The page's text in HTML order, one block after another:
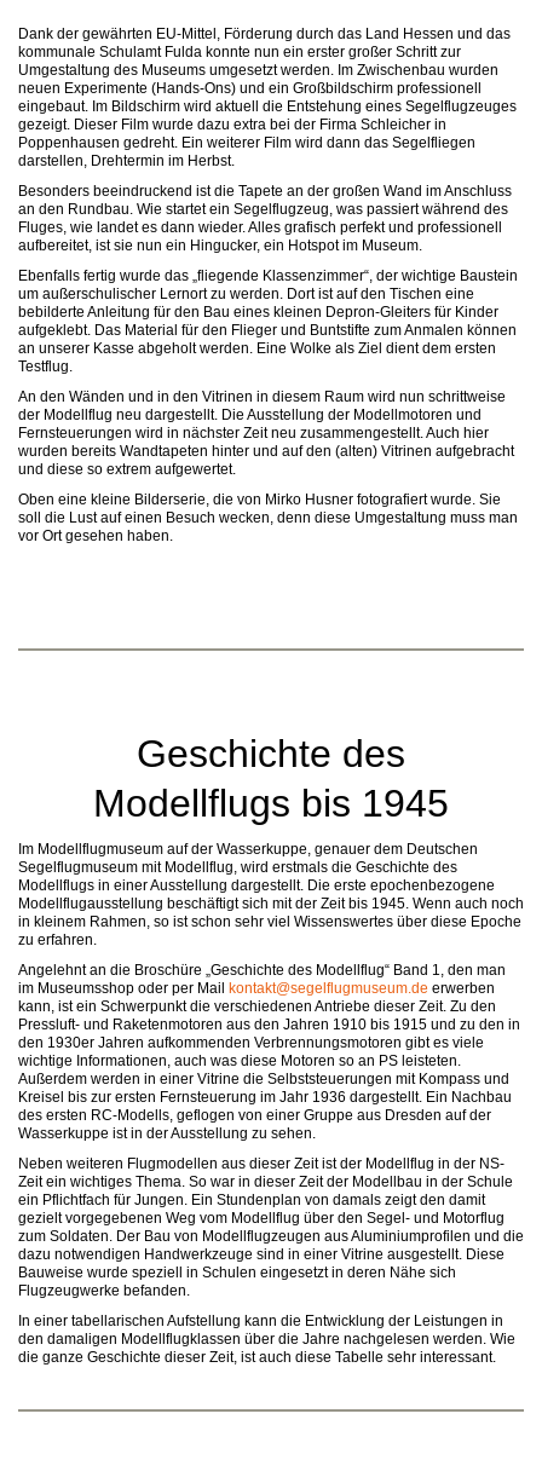
Dank der gewährten EU-Mittel, Förderung durch das Land Hessen und das
kommunale Schulamt Fulda konnte nun ein erster großer Schritt zur
Umgestaltung des Museums umgesetzt werden. Im Zwischenbau wurden
neuen Experimente (Hands-Ons) und ein Großbildschirm professionell
eingebaut. Im Bildschirm wird aktuell die Entstehung eines Segelflugzeuges
gezeigt. Dieser Film wurde dazu extra bei der Firma Schleicher in
Poppenhausen gedreht. Ein weiterer Film wird dann das Segelfliegen
darstellen, Drehtermin im Herbst.
Besonders beeindruckend ist die Tapete an der großen Wand im Anschluss
an den Rundbau. Wie startet ein Segelflugzeug, was passiert während des
Fluges, wie landet es dann wieder. Alles grafisch perfekt und professionell
aufbereitet, ist sie nun ein Hingucker, ein Hotspot im Museum.
Ebenfalls fertig wurde das „fliegende Klassenzimmer“, der wichtige Baustein
um außerschulischer Lernort zu werden. Dort ist auf den Tischen eine
bebilderte Anleitung für den Bau eines kleinen Depron-Gleiters für Kinder
aufgeklebt. Das Material für den Flieger und Buntstifte zum Anmalen können
an unserer Kasse abgeholt werden. Eine Wolke als Ziel dient dem ersten
Testflug.
An den Wänden und in den Vitrinen in diesem Raum wird nun schrittweise
der Modellflug neu dargestellt. Die Ausstellung der Modellmotoren und
Fernsteuerungen wird in nächster Zeit neu zusammengestellt. Auch hier
wurden bereits Wandtapeten hinter und auf den (alten) Vitrinen aufgebracht
und diese so extrem aufgewertet.
Oben eine kleine Bilderserie, die von Mirko Husner fotografiert wurde. Sie
soll die Lust auf einen Besuch wecken, denn diese Umgestaltung muss man
vor Ort gesehen haben.
Geschichte des
Modellflugs bis 1945
Im Modellflugmuseum auf der Wasserkuppe, genauer dem Deutschen
Segelflugmuseum mit Modellflug, wird erstmals die Geschichte des
Modellflugs in einer Ausstellung dargestellt. Die erste epochenbezogene
Modellflugausstellung beschäftigt sich mit der Zeit bis 1945. Wenn auch noch
in kleinem Rahmen, so ist schon sehr viel Wissenswertes über diese Epoche
zu erfahren.
Angelehnt an die Broschüre „Geschichte des Modellflug“ Band 1, den man
im Museumsshop oder per Mail
kontakt@segelflugmuseum.de erwerben
kann, ist ein Schwerpunkt die verschiedenen Antriebe dieser Zeit. Zu den
Pressluft- und Raketenmotoren aus den Jahren 1910 bis 1915 und zu den in
den 1930er Jahren aufkommenden Verbrennungsmotoren gibt es viele
wichtige Informationen, auch was diese Motoren so an PS leisteten.
Außerdem werden in einer Vitrine die Selbststeuerungen mit Kompass und
Kreisel bis zur ersten Fernsteuerung im Jahr 1936 dargestellt. Ein Nachbau
des ersten RC-Modells, geflogen von einer Gruppe aus Dresden auf der
Wasserkuppe ist in der Ausstellung zu sehen.
Neben weiteren Flugmodellen aus dieser Zeit ist der Modellflug in der NS-
Zeit ein wichtiges Thema. So war in dieser Zeit der Modellbau in der Schule
ein Pflichtfach für Jungen. Ein Stundenplan von damals zeigt den damit
gezielt vorgegebenen Weg vom Modellflug über den Segel- und Motorflug
zum Soldaten. Der Bau von Modellflugzeugen aus Aluminiumprofilen und die
dazu notwendigen Handwerkzeuge sind in einer Vitrine ausgestellt. Diese
Bauweise wurde speziell in Schulen eingesetzt in deren Nähe sich
Flugzeugwerke befanden.
In einer tabellarischen Aufstellung kann die Entwicklung der Leistungen in
den damaligen Modellflugklassen über die Jahre nachgelesen werden. Wie
die ganze Geschichte dieser Zeit, ist auch diese Tabelle sehr interessant.